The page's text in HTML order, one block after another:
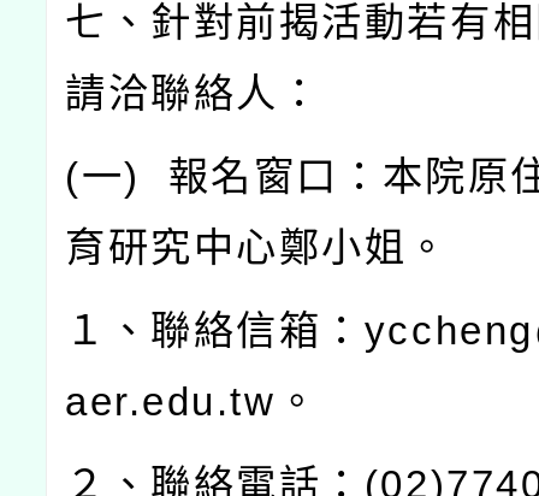
七、針對前揭活動若有
請洽聯絡人：
(一) 報名窗口：本院原
育研究中心鄭小姐。
１、聯絡信箱：
aer.edu.tw 。
２、聯絡電話：